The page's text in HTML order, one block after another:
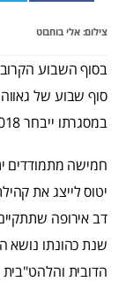
צילום: אלי בוחבוט
בסוף השבוע
סוף שבוע של
במסגרתו ייבחר Mr. Bear Israel 2018.
חמישה מתמודדים
יטוס לייצג את
דב אירופה
שנת כהונתו נושא
הדובית